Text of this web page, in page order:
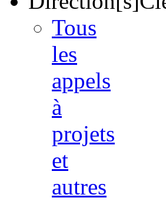
Tous
les
appels
à
projets
et
autres